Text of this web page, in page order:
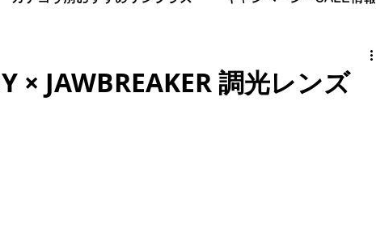
× JAWBREAKER 調光レンズ